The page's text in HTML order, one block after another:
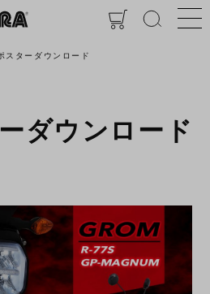
スターダウンロード
ダウンロード